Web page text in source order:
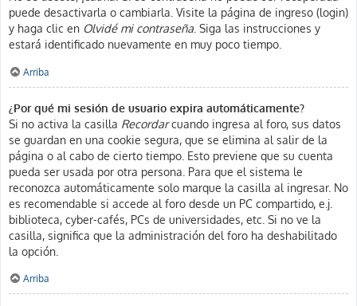
puede desactivarla o cambiarla. Visite la página de ingreso (login)
y haga clic en Olvidé mi contraseña . Siga las instrucciones y
estará identificado nuevamente en muy poco tiempo.
Arriba
¿Por qué mi sesión de usuario expira automáticamente?
Si no activa la casilla Recordarcuando ingresa al foro, sus datos
se guardan en una cookie segura, que se elimina al salir de la
página o al cabo de cierto tiempo. Esto previene que su cuenta
pueda ser usada por otra persona. Para que el sistema le
reconozca automáticamente solo marque la casilla al ingresar. No
es recomendable si accede al foro desde un PC compartido, e.j.
biblioteca, cyber-cafés, PCs de universidades, etc. Si no ve la
casilla, significa que la administración del foro ha deshabilitado
la opción.
Arriba